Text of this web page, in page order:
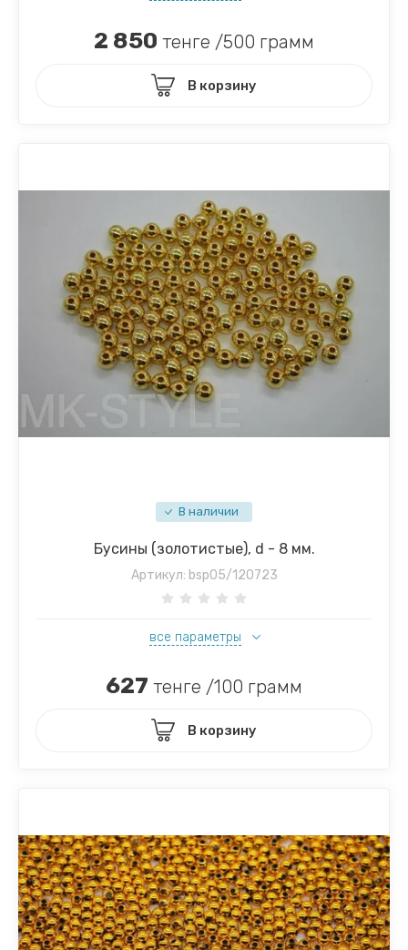
2 850 тенге /500 грамм
В корзину
В наличии
Бусины (золотистые), d - 8 мм.
Артикул: bsp05/120723
все параметры
627 тенге /100 грамм
В корзину